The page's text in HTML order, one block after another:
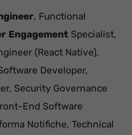
, Functional
Engagement Specialist,
(React Native),
Developer,
Security Governance
End Software
Notifiche, Technical